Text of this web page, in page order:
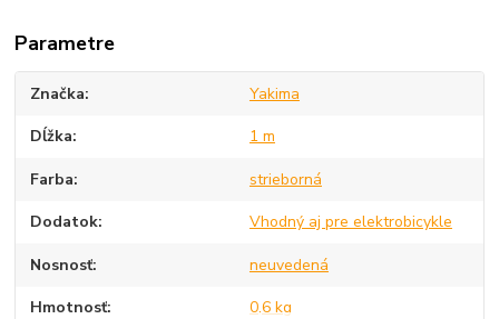
Parametre
Značka Yakima
Dĺžka 1 m
Farba strieborná
Dodatok Vhodný aj pre elektrobicykle
Nosnosť neuvedená
Hmotnosť 0,6 kg